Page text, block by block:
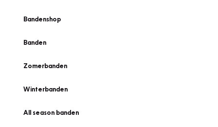
Bandenshop
Banden
Zomerbanden
Winterbanden
All season banden